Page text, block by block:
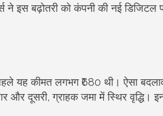
इस बढ़ोतरी को कंपनी की नई
यह कीमत लगभग ₹680 थी। ऐसा
और दूसरी, ग्राहक जमा में स्थिर